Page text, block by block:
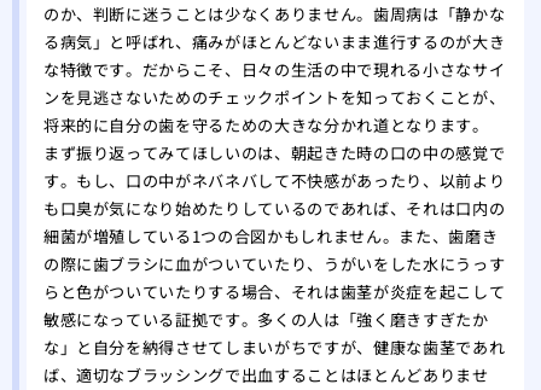
のか、判断に迷うことは少なくありません。歯周病は「静かな
る病気」と呼ばれ、痛みがほとんどないまま進行するのが大き
な特徴です。だからこそ、日々の生活の中で現れる小さなサイ
ンを見逃さないためのチェックポイントを知っておくことが、
将来的に自分の歯を守るための大きな分かれ道となります。
まず振り返ってみてほしいのは、朝起きた時の口の中の感覚で
す。もし、口の中がネバネバして不快感があったり、以前より
も口臭が気になり始めたりしているのであれば、それは口内の
細菌が増殖している1つの合図かもしれません。また、歯磨き
の際に歯ブラシに血がついていたり、うがいをした水にうっす
らと色がついていたりする場合、それは歯茎が炎症を起こして
敏感になっている証拠です。多くの人は「強く磨きすぎたか
な」と自分を納得させてしまいがちですが、健康な歯茎であれ
ば、適切なブラッシングで出血することはほとんどありませ